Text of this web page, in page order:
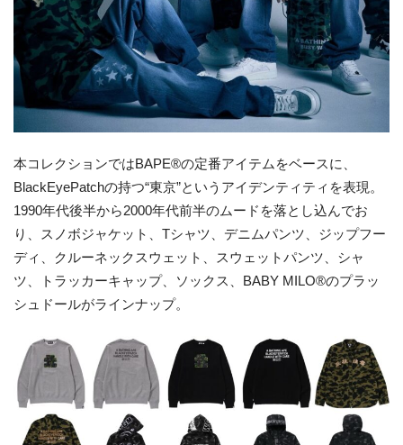
本コレクションではBAPE®の定番アイテムをベースに、
BlackEyePatchの持つ“東京”というアイデンティティを表現。
1990年代後半から2000年代前半のムードを落とし込んでお
り、スノボジャケット、Tシャツ、デニムパンツ
ジップフー
ディ、クルーネックスウェット、スウェットパンツ、シャ
ツ、トラッカーキャップ、ソックス、
BABY MILO®のプラッ
シュドールがラインナップ。